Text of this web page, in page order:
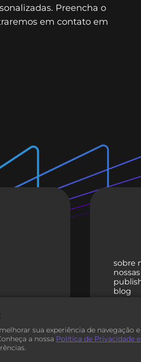
Preencha o
em contato em
sobre
blog
sua experiência de navegação
a nossa Política de Privacidade